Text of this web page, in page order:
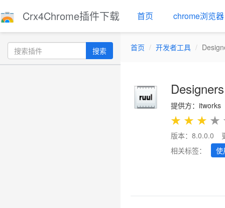
Crx4Chrome插件下载 首页 chrome浏览器
搜索 首页 开发者工具
提供方：itworks
★ ★ ★ ★
版本：8.0.0.0
相关标签：
使